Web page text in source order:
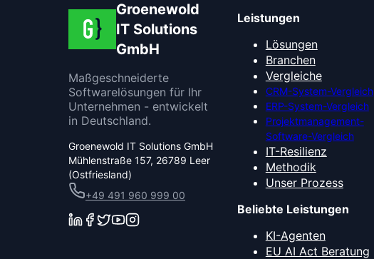
Groenewold
IT Solutions
GmbH
Maßgeschneiderte
Softwarelösungen für Ihr
Unternehmen - entwickelt
in Deutschland.
Groenewold IT Solutions GmbH
Mühlenstraße 157, 26789 Leer
(Ostfriesland)
+49 491 960 999 00
Leistungen
Lösungen
Branchen
Vergleiche
CRM-System-Vergleich
ERP-System-Vergleich
Projektmanagement-
Software-Vergleich
IT-Resilienz
Methodik
Unser Prozess
Beliebte Leistungen
KI-Agenten
EU AI Act Beratung